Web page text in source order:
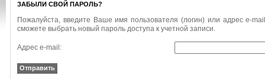
ЗАБЫЛИ СВОЙ ПАРОЛЬ?
Пожалуйста, введите Ваше имя пользователя (логин) или адрес e-
сможете выбрать новый пароль доступа к учетной записи.
Адрес e-mail:
Отправить